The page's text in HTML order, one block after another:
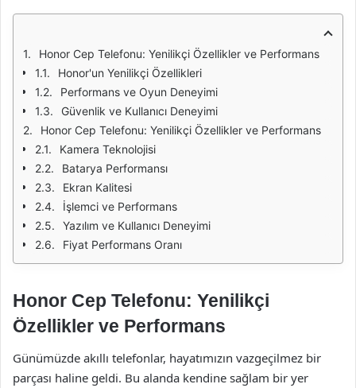
Honor Cep Telefonu: Yenilikçi Özellikler ve Performans
Honor'un Yenilikçi Özellikleri
Performans ve Oyun Deneyimi
Güvenlik ve Kullanıcı Deneyimi
Honor Cep Telefonu: Yenilikçi Özellikler ve Performans
Kamera Teknolojisi
Batarya Performansı
Ekran Kalitesi
İşlemci ve Performans
Yazılım ve Kullanıcı Deneyimi
Fiyat Performans Oranı
Honor Cep Telefonu: Yenilikçi
Özellikler ve Performans
Günümüzde akıllı telefonlar, hayatımızın vazgeçilmez bir
parçası haline geldi. Bu alanda kendine sağlam bir yer